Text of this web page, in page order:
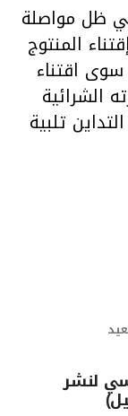
ظل مواصلة
المنتوج
اقتناء
الشرائية
تلبية
لنشر